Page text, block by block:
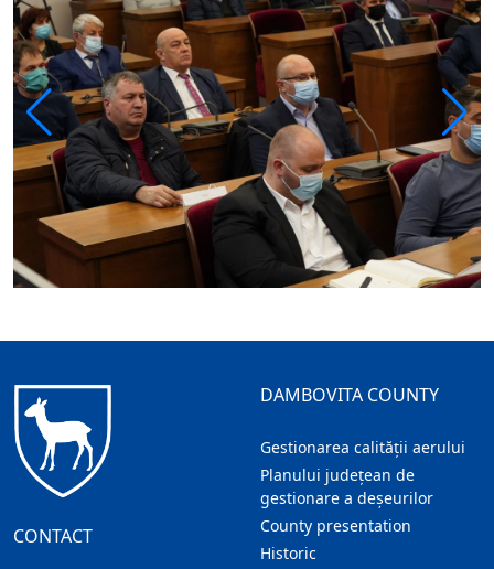
CONTACT
DAMBOVITA COUNTY
Gestionarea calității aerului
Planului județean de
gestionare a deșeurilor
County presentation
Historic